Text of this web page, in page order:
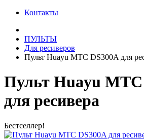
Контакты
ПУЛЬТЫ
Для ресиверов
Пульт Huayu МТС DS300A для
Пульт Huayu МТС
для ресивера
Бестселлер!